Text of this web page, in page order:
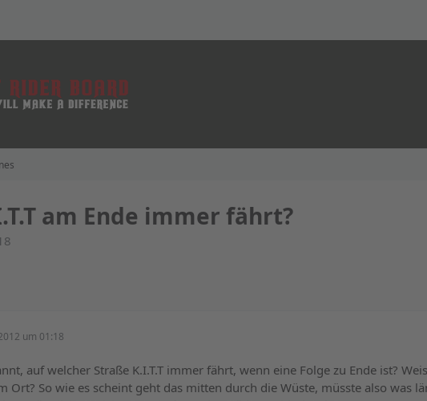
am Ende immer fährt?
um 01:18
auf welcher Straße K.I.T.T immer fährt, wenn eine Folge zu Ende ist?
Ort? So wie es scheint geht das mitten durch die Wüste, müsste also was